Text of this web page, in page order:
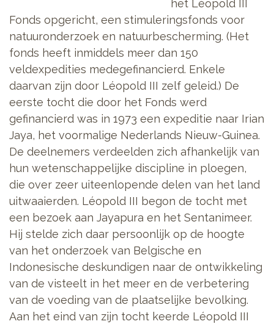
het Léopold III
Fonds opgericht, een stimuleringsfonds voor
natuuronderzoek en natuurbescherming. (Het
fonds heeft inmiddels meer dan 150
veldexpedities medegefinancierd. Enkele
daarvan zijn door Léopold III zelf geleid.) De
eerste tocht die door het Fonds werd
gefinancierd was in 1973 een expeditie naar Irian
Jaya, het voormalige Nederlands Nieuw-Guinea.
De deelnemers verdeelden zich afhankelijk van
hun wetenschappelijke discipline in ploegen,
die over zeer uiteenlopende delen van het land
uitwaaierden. Léopold III begon de tocht met
een bezoek aan Jayapura en het Sentanimeer.
Hij stelde zich daar persoonlijk op de hoogte
van het onderzoek van Belgische en
Indonesische deskundigen naar de ontwikkeling
van de visteelt in het meer en de verbetering
van de voeding van de plaatselijke bevolking.
Aan het eind van zijn tocht keerde Léopold III